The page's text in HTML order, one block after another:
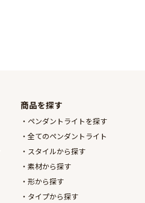
商品を探す
ペンダントライトを探す
全てのペンダントライト
スタイルから探す
素材から探す
形から探す
タイプから探す